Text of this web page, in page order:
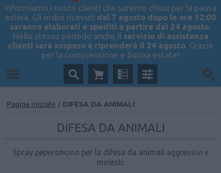
Informiamo i nostri clienti che saremo chiusi per la pausa
estiva. Gli ordini ricevuti dal 7 agosto dopo le ore 12:00
saranno elaborati e spediti a partire dal 24 agosto.
Nello stesso periodo anche il servizio di assistenza
clienti sarà sospeso e riprenderà il 24 agosto. Grazie
per la comprensione e buona estate!
Pagina iniziale / DIFESA DA ANIMALI
DIFESA DA ANIMALI
Spray peperoncino per la difesa da animali aggressivi e
molesti.